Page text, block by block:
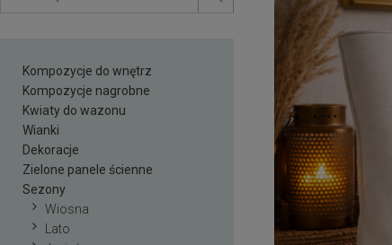
Kompozycje do wnętrz
Kompozycje nagrobne
Kwiaty do wazonu
Wianki
Dekoracje
Zielone panele ścienne
Sezony
Wiosna
Lato